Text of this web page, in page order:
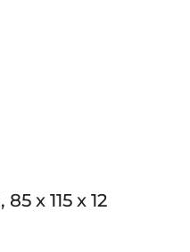
x 115 x 12